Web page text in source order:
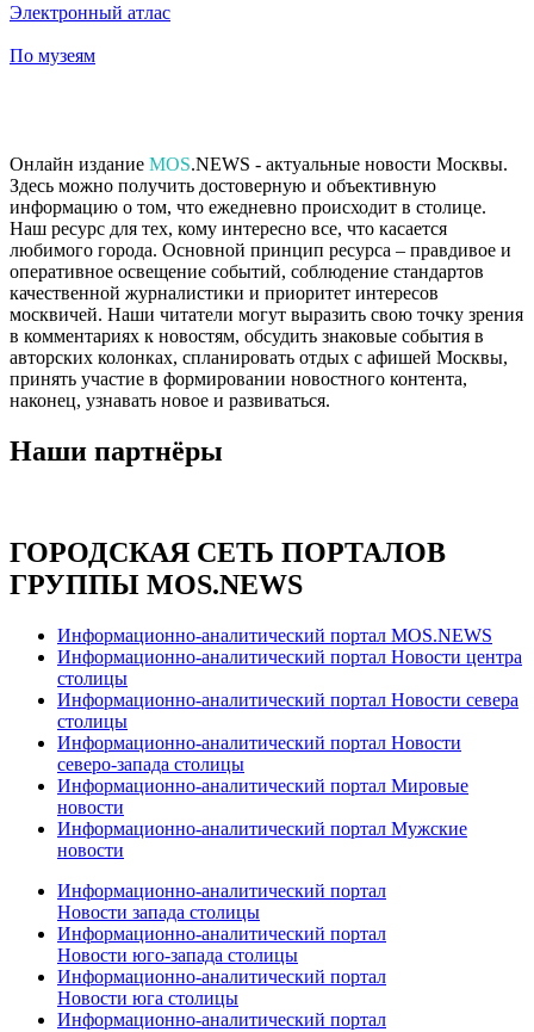
Электронный атлас
По музеям
Онлайн издание MOS.NEWS - актуальные новости Москвы.
Здесь можно получить достоверную и объективную
информацию о том, что ежедневно происходит в столице.
Наш ресурс для тех, кому интересно все, что касается
любимого города. Основной принцип ресурса – правдивое и
оперативное освещение событий, соблюдение стандартов
качественной журналистики и приоритет интересов
москвичей. Наши читатели могут выразить свою точку зрения
в комментариях к новостям, обсудить знаковые события в
авторских колонках, спланировать отдых с афишей Москвы,
принять участие в формировании новостного контента,
наконец, узнавать новое и развиваться.
Наши партнёры
ГОРОДСКАЯ СЕТЬ ПОРТАЛОВ
ГРУППЫ MOS.NEWS
Информационно-аналитический портал MOS.NEWS
Информационно-аналитический портал Новости центра
столицы
Информационно-аналитический портал Новости севера
столицы
Информационно-аналитический портал Новости
северо-запада столицы
Информационно-аналитический портал Мировые
новости
Информационно-аналитический портал Мужские
новости
Информационно-аналитический портал
Новости запада столицы
Информационно-аналитический портал
Новости юго-запада столицы
Информационно-аналитический портал
Новости юга столицы
Информационно-аналитический портал